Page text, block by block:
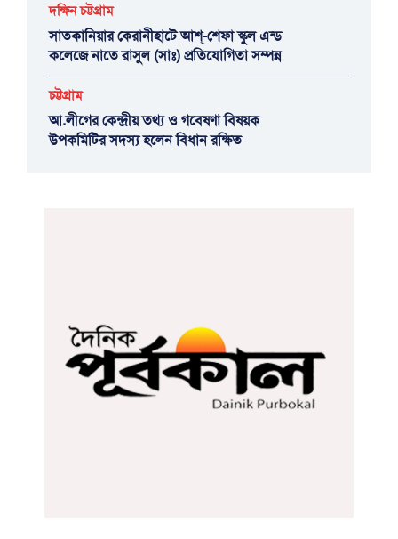
দক্ষিন চট্টগ্রাম
সাতকানিয়ার কেরানীহাটে আশ্-শেফা স্কুল এন্ড
কলেজে নাতে রাসুল (সাঃ) প্রতিযোগিতা সম্পন্ন
চট্টগ্রাম
আ.লীগের কেন্দ্রীয় তথ্য ও গবেষণা বিষয়ক
উপকমিটির সদস্য হলেন বিধান রক্ষিত